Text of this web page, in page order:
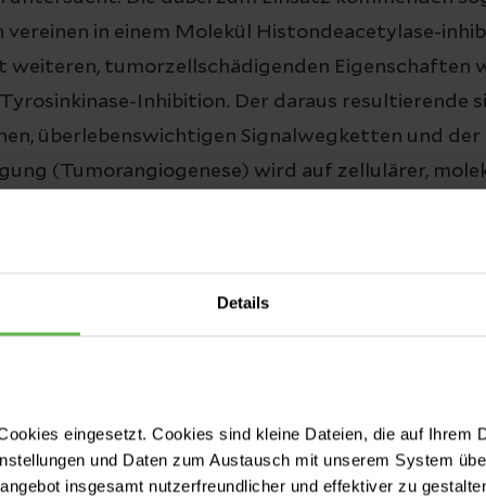
Details
eingesetzt. Cookies sind kleine Dateien, die auf Ihrem
und Daten zum Austausch mit unserem System
insgesamt nutzerfreundlicher und effektiver zu
in einem Molekül Histondeacetylase-
weiteren, tumorzellschädigenden Eigenschaften
Inhibition. Der daraus resultierende
überlebenswichtigen Signalwegketten und der
(Tumorangiogenese) wird auf zellulärer,
verglichen.